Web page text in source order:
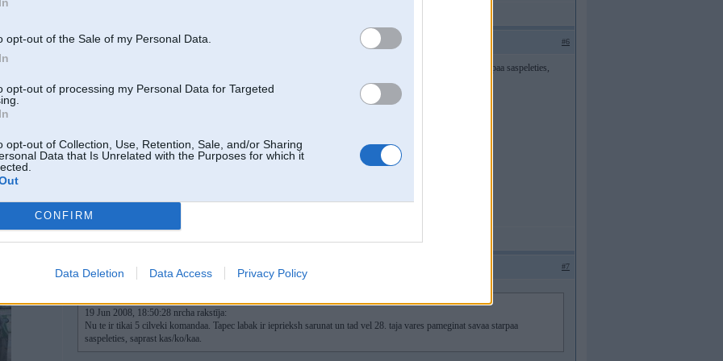
opt-out of the Sale of my Personal Data.
opt-out of processing my Personal Data for Targeted
opt-out of Collection, Use, Retention, Sale, and/or Sharing
Data that Is Unrelated with the Purposes for which it
CONFIRM
Data Deletion Data Access Privacy Policy
19. Jun 2008, 18:50 #6
Nu te ir tikai 5 cilveki komandaa. Tapec labak ir ieprieksh sarunat un tad vel 28. taja vares pameginat savaa starpaa saspeleties,
19. Jun 2008, 19:05 #7
19 Jun 2008, 18:50:28 nrcha rakstīja:
Nu te ir tikai 5 cilveki komandaa. Tapec labak ir ieprieksh sarunat un tad vel 28. taja vares pameginat savaa starpaa
saspeleties, saprast kas/ko/kaa.